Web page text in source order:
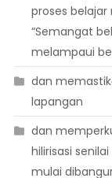
proses
“Semangat
melampaui
dan
lapangan
dan
hilirisasi
mulai